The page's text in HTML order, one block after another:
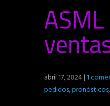
abril 17, 2024|1
pedidos,pronósticos,